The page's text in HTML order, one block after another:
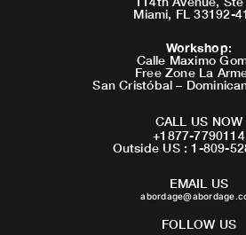
Miami, FL 33192-
Workshop:
Calle Maximo
Free Zone La
San Cristóbal –
CALL US NOW
+1877-7790114
Outside US : 1-809-
EMAIL US
FOLLOW US